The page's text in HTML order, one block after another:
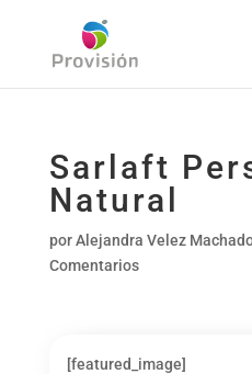
Sarlaft
Natural
porAlejandra Velez
Comentarios
[featured_image]